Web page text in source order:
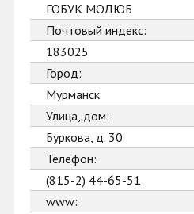
ГОБУК МОДЮБ
Почтовый индекс:
183025
Город:
Мурманск
Улица, дом:
Буркова, д. 30
Телефон:
(815-2) 44-65-51
www: